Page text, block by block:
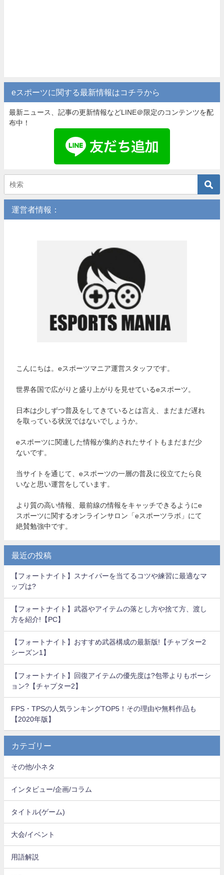
eスポーツに関する最新情報はコチラから
最新ニュース、記事の更新情報などLINE＠限定のコンテンツを配
布中！
運営者情報：
こんにちは。eスポーツマニア運営スタッフです。
世界各国で広がりと盛り上がりを見せているeスポーツ。
日本は少しずつ普及をしてきているとは言え、まだまだ遅れ
を取っている状況ではないでしょうか。
eスポーツに関連した情報が集約されたサイトもまだまだ少
ないです。
当サイトを通じて、eスポーツの一層の普及に役立てたら良
いなと思い運営をしています。
より質の高い情報、最前線の情報をキャッチできるようにe
スポーツに関するオンラインサロン「eスポーツラボ」にて
絶賛勉強中です。
最近の投稿
【フォートナイト】スナイパーを当てるコツや練習に最適なマ
ップは?
【フォートナイト】武器やアイテムの落とし方や捨て方、渡し
方を紹介!【PC】
【フォートナイト】おすすめ武器構成の最新版!【チャプター2
シーズン1】
【フォートナイト】回復アイテムの優先度は?包帯よりもポーシ
ョン?【チャプター2】
FPS・TPSの人気ランキングTOP5！その理由や無料作品も
【2020年版】
カテゴリー
その他/小ネタ
インタビュー/企画/コラム
タイトル(ゲーム)
大会/イベント
用語解説